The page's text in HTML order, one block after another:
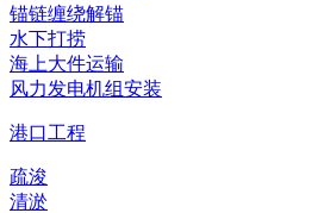
锚链缠绕解锚
水下打捞
海上大件运输
风力发电机组安装
港口工程
疏浚
清淤